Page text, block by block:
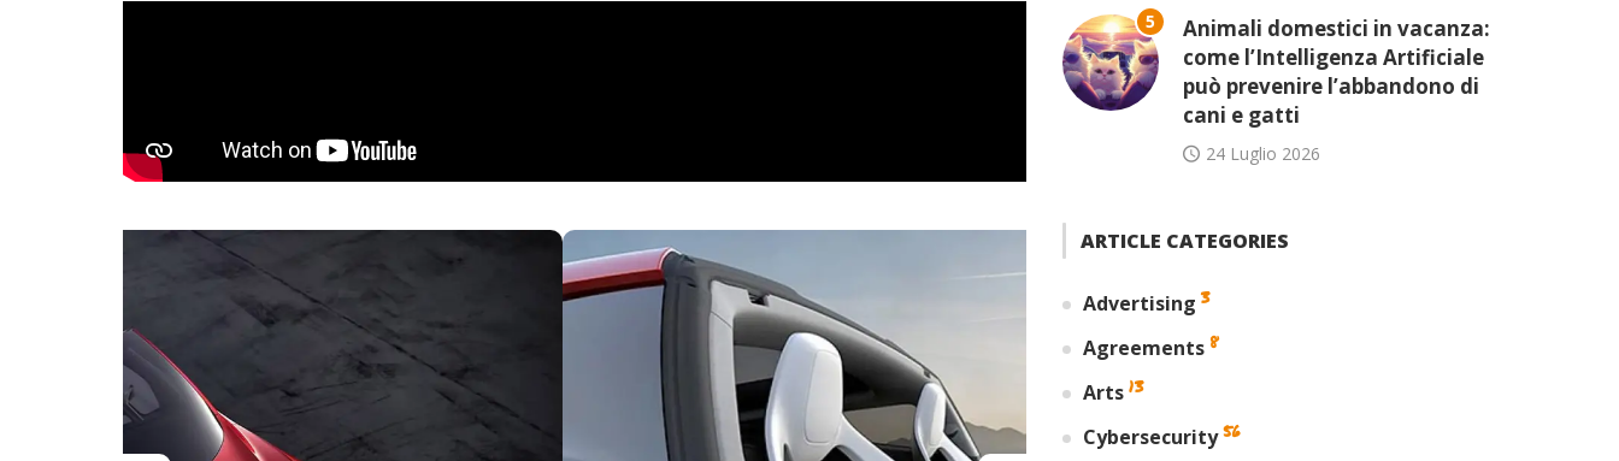
5
Animali domestici in vacanza:
come l’Intelligenza Artificiale
può prevenire l’abbandono di
cani e gatti
24 Luglio 2026
ARTICLE CATEGORIES
Advertising 3
Agreements 8
Arts 13
Cybersecurity 56